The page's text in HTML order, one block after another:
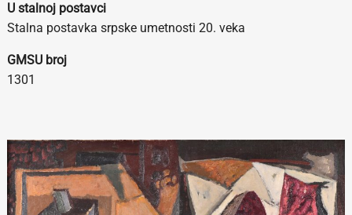
U stalnoj postavci
Stalna postavka srpske umetnosti 20. veka
GMSU broj
1301